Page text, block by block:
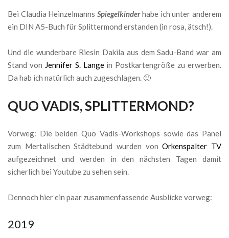
Bei Claudia HeinzelmannsSpiegelkinder habe ich unter anderem
ein DIN A5-Buch für Splittermond erstanden (in rosa, ätsch!).
Und die wunderbare Riesin Dakila aus dem Sadu-Band war am
Stand von Jennifer S. Langein Postkartengröße zu erwerben.
Da hab ich natürlich auch zugeschlagen. 🙂
QUO VADIS, SPLITTERMOND?
Vorweg: Die beiden Quo Vadis-Workshops sowie das Panel
zum Mertalischen Städtebund wurden vonOrkenspalter TV
aufgezeichnet und werden in den nächsten Tagen damit
sicherlich bei Youtube zu sehen sein.
Dennoch hier ein paar zusammenfassende Ausblicke vorweg:
2019